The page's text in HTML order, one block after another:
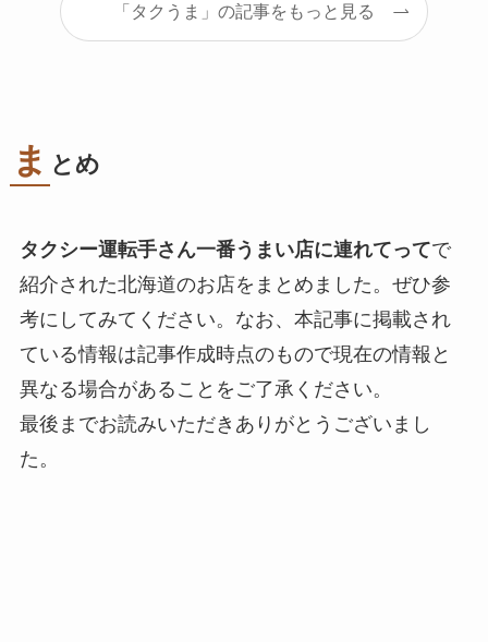
「タクうま」の記事をもっと見る
ま とめ
タクシー運転手さん一番うまい店に連れてってで
紹介された北海道のお店をまとめました。ぜひ参
考にしてみてください。なお、本記事に掲載され
ている情報は記事作成時点のもので現在の情報と
異なる場合があることをご了承ください。
最後までお読みいただきありがとうございまし
た。